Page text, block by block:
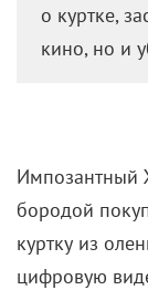
о куртке,
кино, но и
Импозантный
бородой
куртку из
цифровую